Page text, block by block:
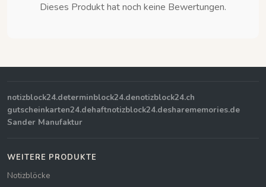
Dieses Produkt hat noch keine Bewertungen.
notizblock24.determinblock24.denotizblock24.ch
gutscheinkarten24.dehaftnotizblock24.desharememories.de
Sander Manufaktur
WEITERE PRODUKTE
Notizblöcke